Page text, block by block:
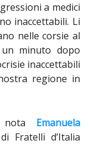
a medici
inaccettabili. Li
nelle corsie al
minuto dopo
inaccettabili
regione in
nota Emanuela
Fratelli d’Italia